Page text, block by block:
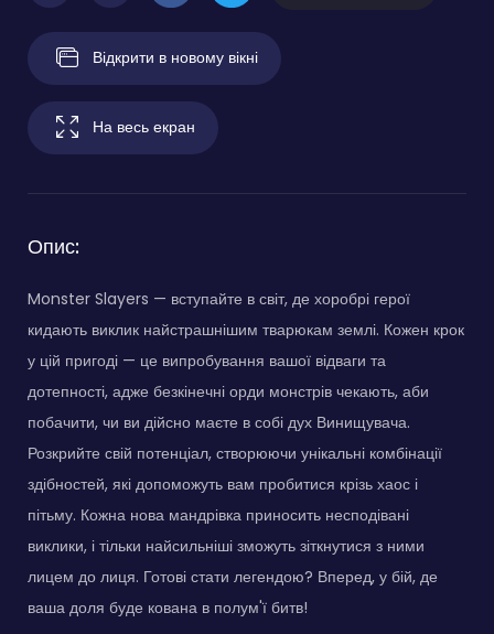
Відкрити в новому вікні
На весь екран
Опис:
Monster Slayers — вступайте в світ, де хоробрі герої
кидають виклик найстрашнішим тварюкам землі. Кожен крок
у цій пригоді — це випробування вашої відваги та
дотепності, адже безкінечні орди монстрів чекають, аби
побачити, чи ви дійсно маєте в собі дух Винищувача.
Розкрийте свій потенціал, створюючи унікальні комбінації
здібностей, які допоможуть вам пробитися крізь хаос і
пітьму. Кожна нова мандрівка приносить несподівані
виклики, і тільки найсильніші зможуть зіткнутися з ними
лицем до лиця. Готові стати легендою? Вперед, у бій, де
ваша доля буде кована в полум'ї битв!